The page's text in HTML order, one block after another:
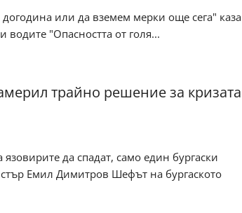
или да вземем мерки още сега" каза
водите "Опасността от голя...
трайно решение за кризата
да спадат, само един бургаски
Емил Димитров Шефът на бургаското